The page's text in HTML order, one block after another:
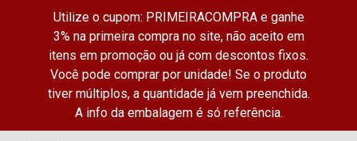
Utilize o cupom: PRIMEIRACOMPRA e ganhe
3% na primeira compra no site, não aceito em
itens em promoção ou já com descontos fixos.
Você pode comprar por unidade! Se o produto
tiver múltiplos, a quantidade já vem preenchida.
A info da embalagem é só referência.